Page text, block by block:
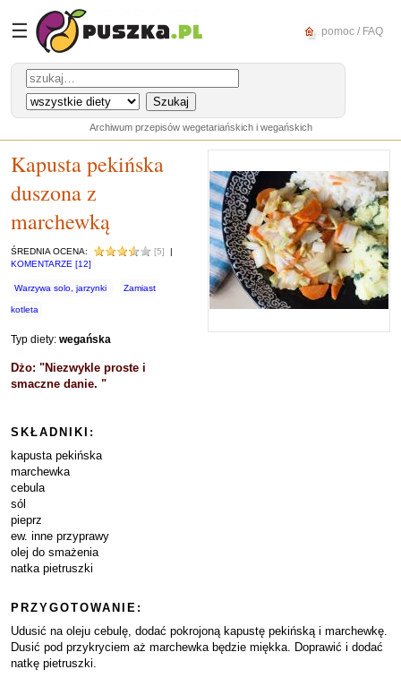
☰ pomoc / FAQ
Archiwum przepisów wegetariańskich i wegańskich
Kapusta pekińska
duszona z
marchewką
ŚREDNIA OCENA: [5]
|
KOMENTARZE [12]
Warzywa solo, jarzynki Zamiast
kotleta
Typ diety: wegańska
Dżo: "Niezwykle proste i
smaczne danie. "
SKŁADNIKI:
kapusta pekińska
marchewka
cebula
sól
pieprz
ew. inne przyprawy
olej do smażenia
natka pietruszki
PRZYGOTOWANIE:
Udusić na oleju cebulę, dodać pokrojoną kapustę pekińską i marchewkę.
Dusić pod przykryciem aż marchewka będzie miękka. Doprawić i dodać
natkę pietruszki.